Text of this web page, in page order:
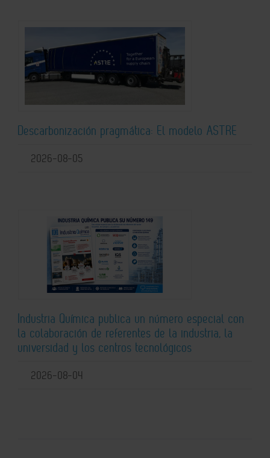
Descarbonización pragmática: El modelo ASTRE
2026-08-05
Industria Química publica un número especial con
la colaboración de referentes de la industria, la
universidad y los centros tecnológicos
2026-08-04